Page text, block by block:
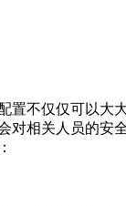
不仅仅可以大
相关人员的安